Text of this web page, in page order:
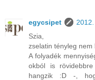
egycsipet
Szia,
zselatin tényleg nem
A folyadék
okból is
hangzik :D -,